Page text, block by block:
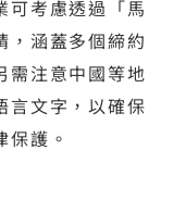
可考慮透過「馬
，涵蓋多個締約
需注意中國等地
言文字，以確保
護。